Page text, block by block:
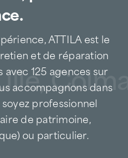
ATTILA est le
et de réparation
125 agences sur
accompagnons dans
professionnel
de patrimoine,
ou particulier.